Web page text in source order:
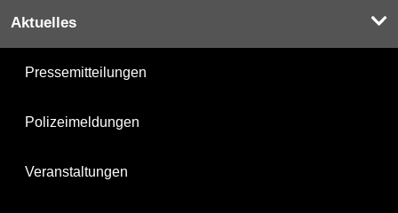
Aktuelles
Pressemitteilungen
Polizeimeldungen
Veranstaltungen